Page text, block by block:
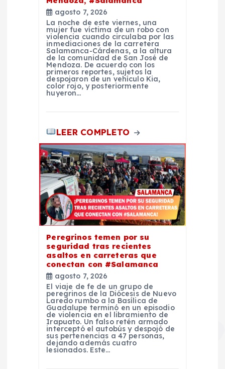
agosto 7, 2026
La noche de este viernes, una
mujer fue víctima de un robo con
violencia cuando circulaba por las
inmediaciones de la carretera
Salamanca-Cárdenas, a la altura
de la comunidad de San José de
Mendoza. De acuerdo con los
primeros reportes, sujetos la
despojaron de un vehículo Kia,
color rojo, y posteriormente
huyeron…
LEER COMPLETO
Peregrinos temen por su
seguridad tras recientes
asaltos en carreteras que
conectan con #Salamanca
agosto 7, 2026
El viaje de fe de un grupo de
peregrinos de la Diócesis de Nuevo
Laredo rumbo a la Basílica de
Guadalupe terminó en un episodio
de violencia en el libramiento de
Irapuato. Un falso retén armado
interceptó el autobús y despojó de
sus pertenencias a 47 personas,
dejando además cuatro
lesionados. Este…